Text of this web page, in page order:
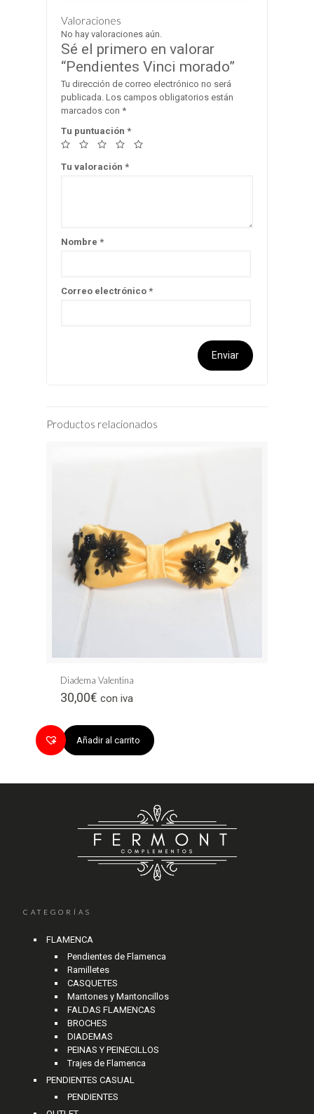
Valoraciones
No hay valoraciones aún.
Sé el primero en valorar
“Pendientes Vinci morado”
Tu dirección de correo electrónico no será
publicada. Los campos obligatorios están
marcados con *
Tu puntuación *
Tu valoración *
Nombre *
Correo electrónico *
Productos relacionados
Diadema Valentina
30,00€ con iva
Añadir al carrito
CATEGORÍAS
FLAMENCA
Pendientes de Flamenca
Ramilletes
CASQUETES
Mantones y Mantoncillos
FALDAS FLAMENCAS
BROCHES
DIADEMAS
PEINAS Y PEINECILLOS
Trajes de Flamenca
PENDIENTES CASUAL
PENDIENTES